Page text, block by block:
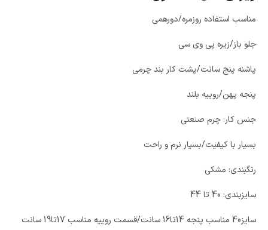
مناسب استفاده روزمره/دورهمی
جلو باز/زیره پی وی سی
پاشنه پنج سانت/پشت کار بند چرمی
پنجه پهن/روییه بلند
جنس کار: چرم صنعتی
بسیار با کیفیت/بسیار نرم و راحت
رنگبندی: مشکی
سایزبندی: 40 تا 44
سایز40 مناسب پنجه 14تا16 سانت/قسمت روییه مناسب 17تا19 سانت